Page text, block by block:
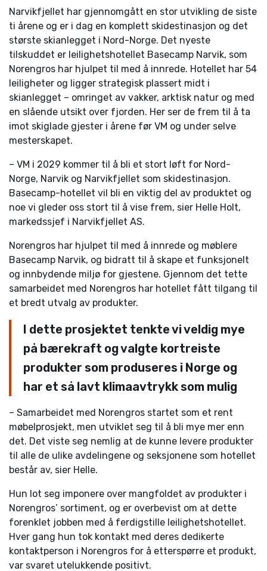
Narvikfjellet har gjennomgått en stor utvikling de siste
ti årene og er i dag en komplett skidestinasjon og det
største skianlegget i Nord-Norge. Det nyeste
tilskuddet er leilighetshotellet Basecamp Narvik, som
Norengros har hjulpet til med å innrede. Hotellet har 54
leiligheter og ligger strategisk plassert midt i
skianlegget – omringet av vakker, arktisk natur og med
en slående utsikt over fjorden. Her ser de frem til å ta
imot skiglade gjester i årene før VM og under selve
mesterskapet.
– VM i 2029 kommer til å bli et stort løft for Nord-
Norge, Narvik og Narvikfjellet som skidestinasjon.
Basecamp-hotellet vil bli en viktig del av produktet og
noe vi gleder oss stort til å vise frem, sier Helle Holt,
markedssjef i Narvikfjellet AS.
Norengros har hjulpet til med å innrede og møblere
Basecamp Narvik, og bidratt til å skape et funksjonelt
og innbydende miljø for gjestene. Gjennom det tette
samarbeidet med Norengros har hotellet fått tilgang til
et bredt utvalg av produkter.
I dette prosjektet tenkte vi veldig mye
på bærekraft og valgte kortreiste
produkter som produseres i Norge og
har et så lavt klimaavtrykk som mulig
– Samarbeidet med Norengros startet som et rent
møbelprosjekt, men utviklet seg til å bli mye mer enn
det. Det viste seg nemlig at de kunne levere produkter
til alle de ulike avdelingene og seksjonene som hotellet
består av, sier Helle.
Hun lot seg imponere over mangfoldet av produkter i
Norengros’ sortiment, og er overbevist om at dette
forenklet jobben med å ferdigstille leilighetshotellet.
Hver gang hun tok kontakt med deres dedikerte
kontaktperson i Norengros for å etterspørre et produkt,
var svaret utelukkende positivt.